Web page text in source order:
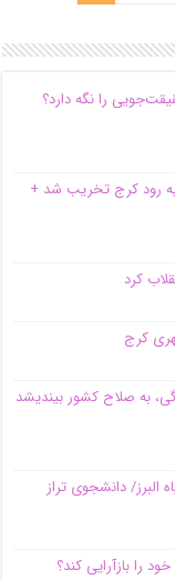
را نگه دارد؟
رود کرج تخریب شد +
به صلاح کشور بیندیشد
البرز/ دانشجوی تراز
را بازآرایی کند؟